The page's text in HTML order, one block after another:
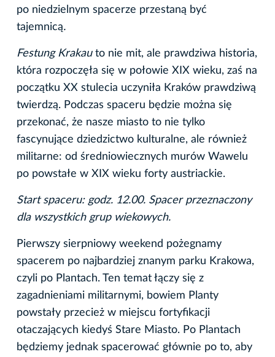
po niedzielnym spacerze przestaną być
tajemnicą.
Festung Krakau to nie mit, ale prawdziwa historia,
która rozpoczęła się w połowie XIX wieku, zaś na
początku XX stulecia uczyniła Kraków prawdziwą
twierdzą. Podczas spaceru będzie można się
przekonać, że nasze miasto to nie tylko
fascynujące dziedzictwo kulturalne, ale również
militarne: od średniowiecznych murów Wawelu
po powstałe w XIX wieku forty austriackie.
Start spaceru: godz. 12.00. Spacer przeznaczony
dla wszystkich grup wiekowych.
Pierwszy sierpniowy weekend pożegnamy
spacerem po najbardziej znanym parku Krakowa,
czyli po Plantach. Ten temat łączy się z
zagadnieniami militarnymi, bowiem Planty
powstały przecież w miejscu fortyfikacji
otaczających kiedyś Stare Miasto. Po Plantach
będziemy jednak spacerować głównie po to, aby